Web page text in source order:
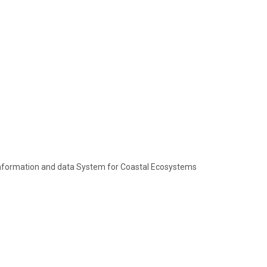
and data System for Coastal Ecosystems